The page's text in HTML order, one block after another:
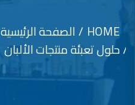
HOME
الصفحة الرئيسية
حلول تعبئة منتجات الألبان